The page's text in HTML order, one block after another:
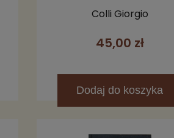
Colli Giorgio
45,00 zł
Dodaj do koszyka